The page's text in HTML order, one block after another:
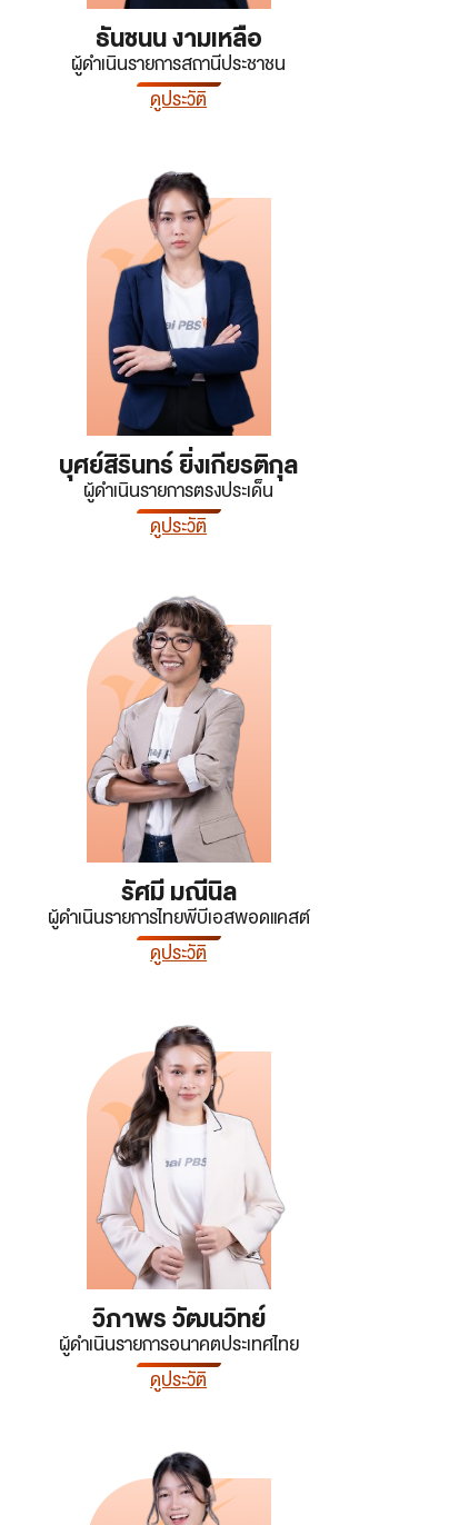
ธันชนน งามเหลือ
ผู้ดำเนินรายการสถานีประชาชน
ดูประวัติ
บุศย์สิรินทร์ ยิ่งเกียรติกุล
ผู้ดำเนินรายการตรงประเด็น
ดูประวัติ
รัศมี มณีนิล
ผู้ดำเนินรายการไทยพีบีเอสพอดแคสต์
ดูประวัติ
วิภาพร วัฒนวิทย์
ผู้ดำเนินรายการอนาคตประเทศไทย
ดูประวัติ